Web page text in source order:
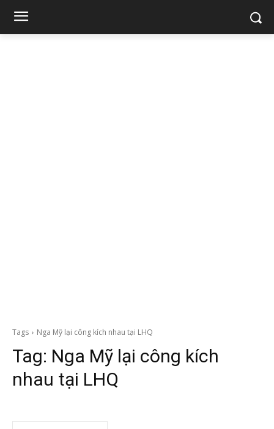
Tags Nga Mỹ lại công kích nhau tại LHQ
Tag: Nga Mỹ lại công kích
nhau tại LHQ